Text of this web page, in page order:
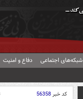
شبکه‌های اجتماعی دفاع و امنیت
کد خبر56358